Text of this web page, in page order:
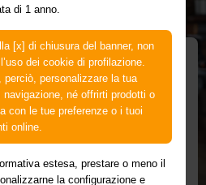
di 1 anno.
[x] di chiusura del banner, non
dei cookie di profilazione.
perciò, personalizzare la tua
navigazione, né offrirti prodotti o
con le tue preferenze o i tuoi
online.
estesa, prestare o meno il
la configurazione e
Dedicata
più adatta per investire
tua azienda attraverso la